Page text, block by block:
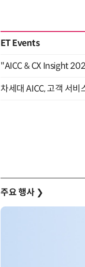
ET Events
"AICC & CX Insight
차세대 AICC, 고객 서
주요 행사 ❯